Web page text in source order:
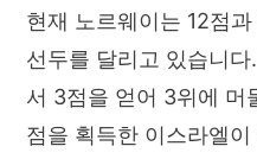
현재 노르웨이는 12점
선두를 달리고 있습니
서 3점을 얻어 3위에 머
점을 획득한 이스라엘